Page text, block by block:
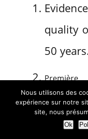
quality
50
Nous utilisons des
expérience sur notre
site, nous
Ok